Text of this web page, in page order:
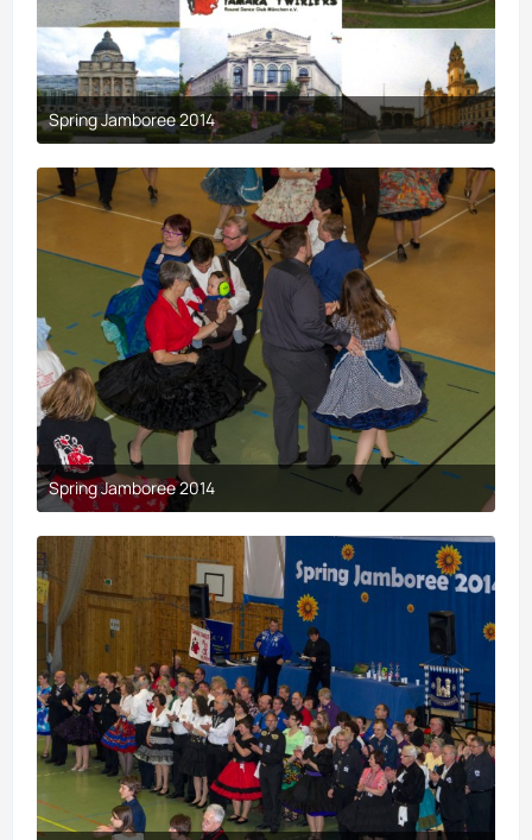
Spring Jamboree 2014
9. April 2017 um 19:44
Spring Jamboree 2014
9. April 2017 um 19:44